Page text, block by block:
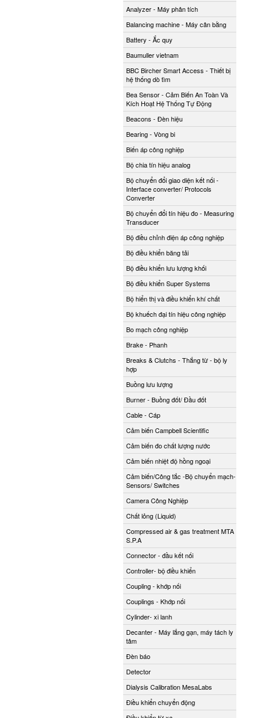
Analyzer - Máy phân tích
Balancing machine - Máy cân bằng
Battery - Ắc quy
Baumuller vietnam
BBC Bircher Smart Access - Thiết bị
hệ thống dò tìm
Bea Sensor - Cảm Biến An Toàn Và
Kích Hoạt Hệ Thống Tự Động
Beacons - Đèn hiệu
Bearing - Vòng bi
Biến áp công nghiệp
Bộ chia tín hiệu analog
Bộ chuyển đổi giao diện kết nối -
Interface converter/ Protocols
Converter
Bộ chuyển đổi tín hiệu đo - Measuring
Transducer
Bộ điều chỉnh điện áp công nghiệp
Bộ điều khiển băng tải
Bộ điều khiển lưu lượng khối
Bộ điều khiển Super Systems
Bộ hiển thị và điều khiển khí chất
Bộ khuếch đại tín hiệu công nghiệp
Bo mạch công nghiệp
Brake - Phanh
Breaks & Clutchs - Thắng từ - bộ ly
hợp
Buồng lưu lượng
Burner - Buồng đốt/ Đầu đốt
Cable - Cáp
Cảm biến Campbell Scientific
Cảm biến đo chất lượng nước
Cảm biến nhiệt độ hồng ngoại
Cảm biến/Công tắc -Bộ chuyển mạch-
Sensors/ Switches
Camera Công Nghiệp
Chất lỏng (Liquid)
Compressed air & gas treatment MTA
S.P.A
Connector - đầu kết nối
Controller- bộ điều khiển
Coupling - khớp nối
Couplings - Khớp nối
Cylinder- xi lanh
Decanter - Máy lắng gạn, máy tách ly
tâm
Đèn báo
Detector
Dialysis Calibration MesaLabs
Điều khiển chuyển động